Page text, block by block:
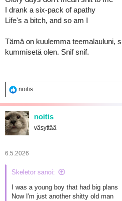
I drank a six-pack of apathy
Life's a bitch, and so am I
Tämä on kuulemma teemalauluni,
kummisetä olen. Snif snif.
R
a
k
t
i
o
:
noitis
noitis
väsyttää
6.5.2026
Skeletor sanoi:
I was a young boy that had big plans
Now I'm just another shitty old man